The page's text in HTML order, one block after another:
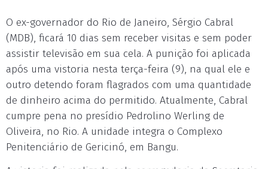
O ex-governador do Rio de Janeiro, Sérgio Cabral
(MDB), ficará 10 dias sem receber visitas e sem poder
assistir televisão em sua cela. A punição foi aplicada
após uma vistoria nesta terça-feira (9), na qual ele e
outro detendo foram flagrados com uma quantidade
de dinheiro acima do permitido. Atualmente, Cabral
cumpre pena no presídio Pedrolino Werling de
Oliveira, no Rio. A unidade integra o Complexo
Penitenciário de Gericinó, em Bangu.